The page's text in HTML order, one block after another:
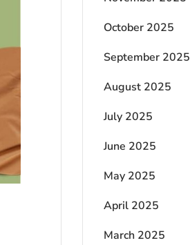
October 2025
September 2025
August 2025
July 2025
June 2025
May 2025
April 2025
March 2025